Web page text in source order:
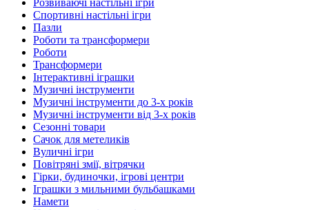
Розвиваючі настільні ігри
Спортивні настільні ігри
Пазли
Роботи та трансформери
Роботи
Трансформери
Інтерактивні іграшки
Музичні інструменти
Музичні інструменти до 3-х років
Музичні інструменти від 3-х років
Сезонні товари
Сачок для метеликів
Вуличні ігри
Повітряні змії, вітрячки
Гірки, будиночки, ігрові центри
Іграшки з мильними бульбашками
Намети